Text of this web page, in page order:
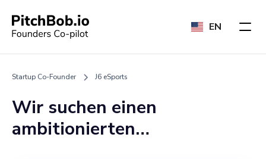
EN
Startup Co-Founder J6 eSports
Wir suchen einen
ambitionierten